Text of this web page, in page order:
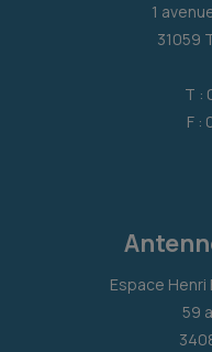
1
31059
T :
F :
Espace Henri
59